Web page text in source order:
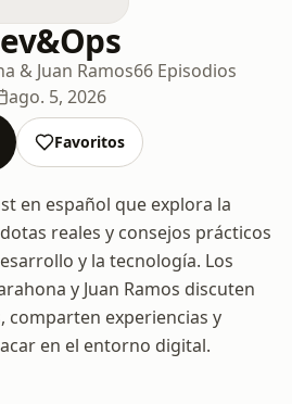
& Juan Ramos66 Episodios
ago. 5, 2026
Favoritos
en español que explora la
reales y consejos prácticos
y la tecnología. Los
y Juan Ramos discuten
comparten experiencias y
en el entorno digital.